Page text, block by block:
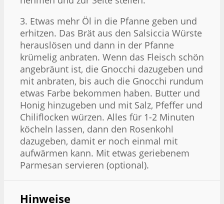
3. Etwas mehr Öl in die Pfanne geben und
erhitzen. Das Brät aus den Salsiccia Würste
herauslösen und dann in der Pfanne
krümelig anbraten. Wenn das Fleisch schön
angebräunt ist, die Gnocchi dazugeben und
mit anbraten, bis auch die Gnocchi rundum
etwas Farbe bekommen haben. Butter und
Honig hinzugeben und mit Salz, Pfeffer und
Chiliflocken würzen. Alles für 1-2 Minuten
köcheln lassen, dann den Rosenkohl
dazugeben, damit er noch einmal mit
aufwärmen kann. Mit etwas geriebenem
Parmesan servieren (optional).
Hinweise